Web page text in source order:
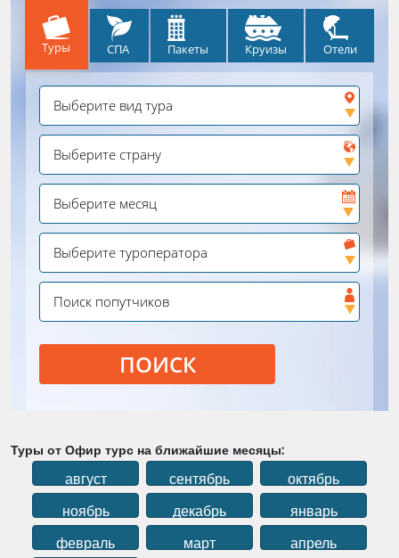
Туры СПА Пакеты Круизы Отели
ПОИСК
Туры от Офир турс на ближайшие месяцы:
август сентябрь
октябрь
ноябрь
декабрь
январь
февраль
март
апрель